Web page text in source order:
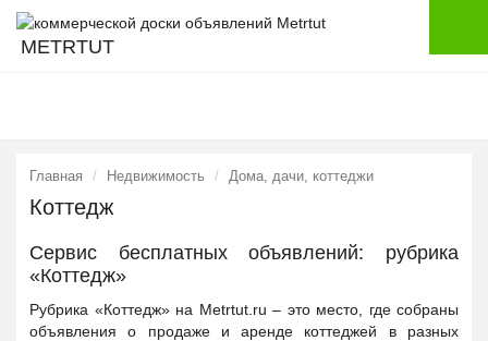
METRTUT
Главная Недвижимость Дома, дачи, коттеджи
Коттедж
Сервис бесплатных объявлений: рубрика
«Коттедж»
Рубрика «Коттедж» на Metrtut.ru – это место, где собраны
объявления о продаже и аренде коттеджей в разных